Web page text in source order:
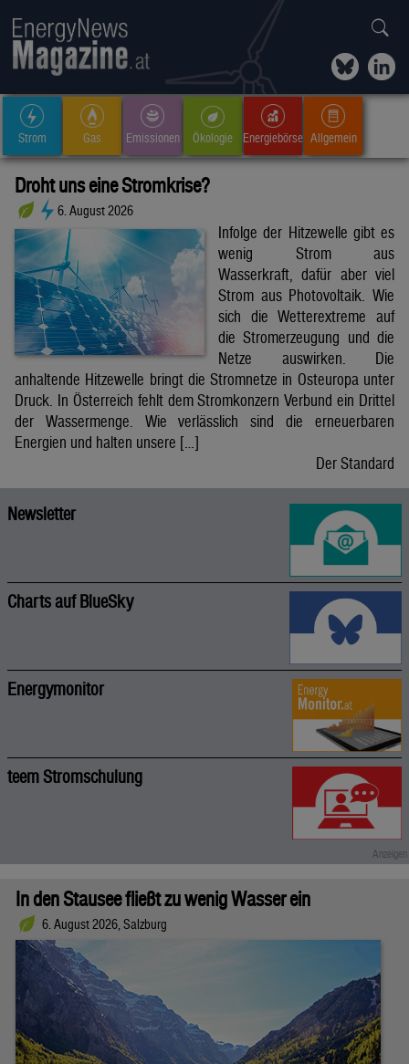
Strom Gas Emissionen Ökologie Energiebörse Allgemein
Droht uns eine Stromkrise?
6. August 2026
Infolge der Hitzewelle gibt es
wenig Strom aus
Wasserkraft, dafür aber viel
Strom aus Photovoltaik. Wie
sich die Wetterextreme auf
die Stromerzeugung und die
Netze auswirken. Die
anhaltende Hitzewelle bringt die Stromnetze in Osteuropa unter
Druck. In Österreich fehlt dem Stromkonzern Verbund ein Drittel
der Wassermenge. Wie verlässlich sind die erneuerbaren
Energien und halten unsere […]
Der Standard
Newsletter
Charts auf BlueSky
Energymonitor
teem Stromschulung
In den Stausee fließt zu wenig Wasser ein
6. August 2026, Salzburg